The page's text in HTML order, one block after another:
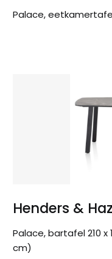
Palace,
Henders &
Palace, bartafel 210
cm)